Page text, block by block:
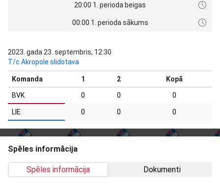
20:00 1. perioda beigas
00:00 1. perioda sākums
2023. gada 23. septembris, 12:30
T/c Akropole slidotava
Komanda 1 2 Kopā
BVK 0 0 0
LIE 0 0 0
Spēles informācija
Spēles informācija Dokumenti